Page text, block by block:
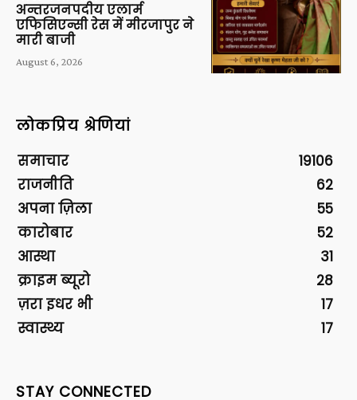
अन्तरजनपदीय एलार्म
एफिसिएन्सी रेस में मीरजापुर ने
मारी बाजी
August 6, 2026
लोकप्रिय श्रेणियां
समाचार
19106
राजनीति
62
अपना ज़िला
55
कारोबार
52
आस्था
31
क्राइम ब्यूरो
28
ज़रा इधर भी
17
स्वास्थ्य
17
STAY CONNECTED